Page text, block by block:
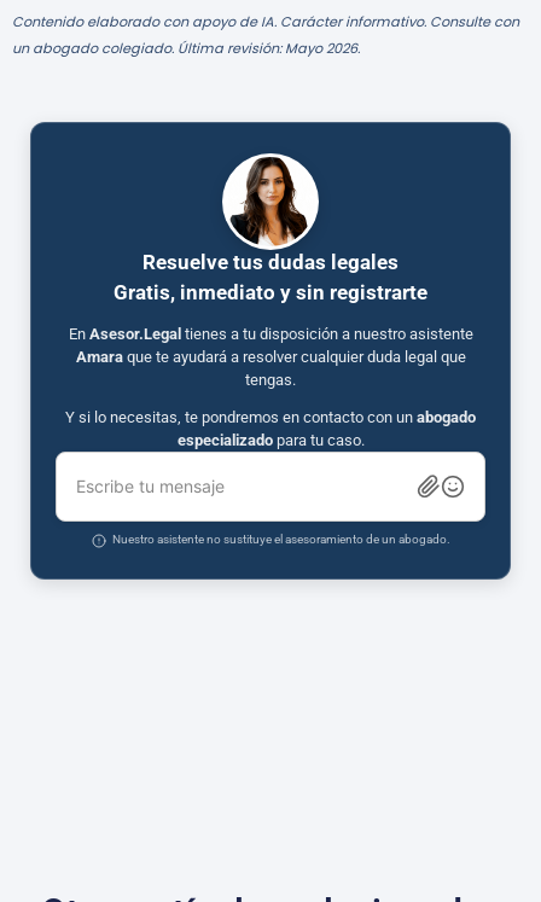
Contenido elaborado con apoyo de IA. Carácter informativo. Consulte con
un abogado colegiado. Última revisión: Mayo 2026.
Resuelve tus dudas legales
Gratis, inmediato y sin registrarte
En Asesor.Legal tienes a tu disposición a nuestro asistente
Amaraque te ayudará a resolver cualquier duda legal que
tengas.
Y si lo necesitas, te pondremos en contacto con un abogado
especializadopara tu caso.
Escribe tu mensaje
Nuestro asistente no sustituye el asesoramiento de un abogado.